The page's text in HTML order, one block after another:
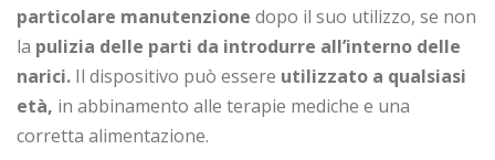
particolare manutenzione dopo il suo utilizzo, se non
la pulizia delle parti da introdurre all’interno delle
narici. Il dispositivo può essere utilizzato a qualsiasi
età, in abbinamento alle terapie mediche e una
corretta alimentazione.